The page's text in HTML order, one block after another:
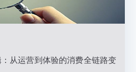
名网络技术
从运营到体验的消费全链路变